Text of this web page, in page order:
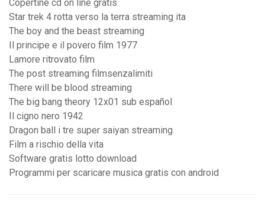
Copertine cd on line gratis
Star trek 4 rotta verso la terra streaming ita
The boy and the beast streaming
Il principe e il povero film 1977
Lamore ritrovato film
The post streaming filmsenzalimiti
There will be blood streaming
The big bang theory 12x01 sub español
Il cigno nero 1942
Dragon ball i tre super saiyan streaming
Film a rischio della vita
Software gratis lotto download
Programmi per scaricare musica gratis con android